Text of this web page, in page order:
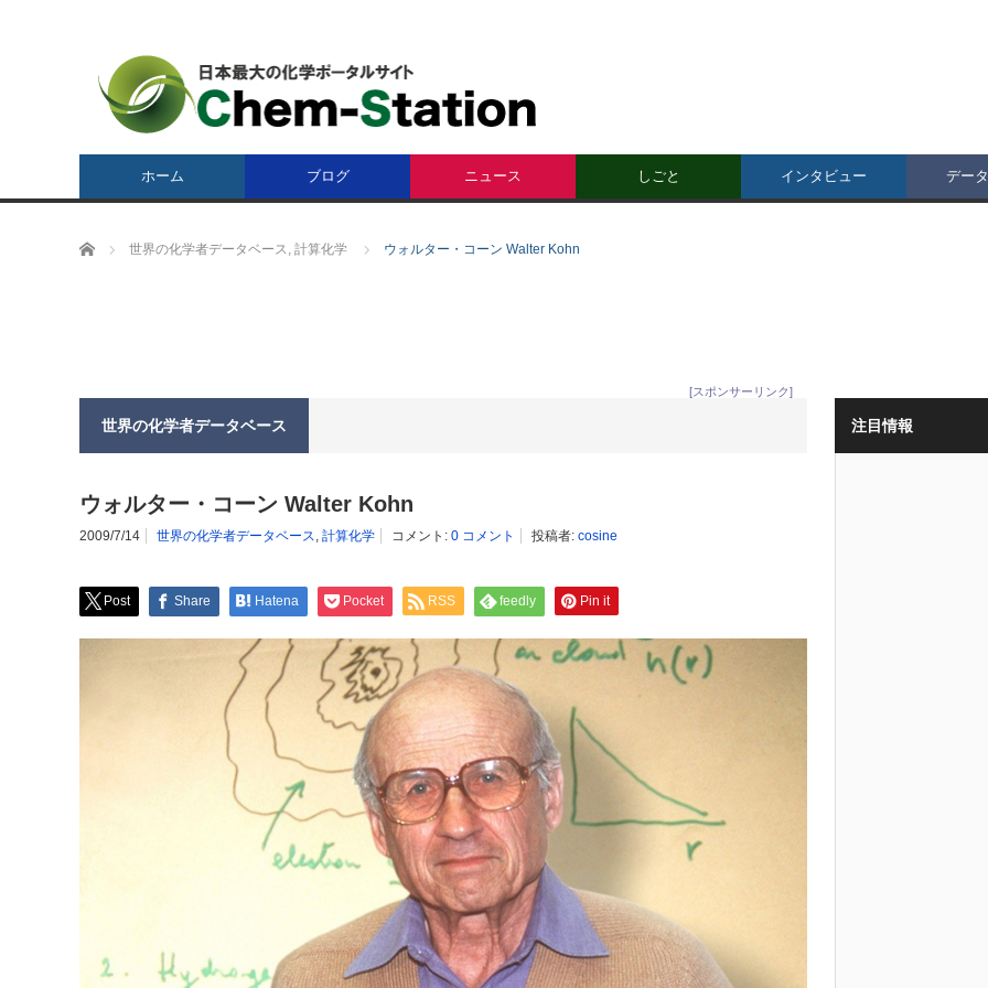
ホーム ブログ ニュース しごと インタビュー デー
ホーム 世界の化学者データベース, 計算化学 ウォルター・コーン Walter Kohn
[スポンサーリンク]
世界の化学者データベース
ウォルター・コーン Walter Kohn
2009/7/14 世界の化学者データベース, 計算化学 コメント: 0 コメント 投稿者: cosine
Post Share Hatena Pocket RSS feedly Pin it
注目情報